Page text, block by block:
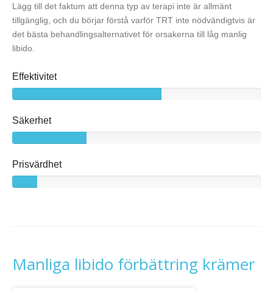
Lägg till det faktum att denna typ av terapi inte är allmänt
tillgänglig, och du börjar förstå varför TRT inte nödvändigtvis är
det bästa behandlingsalternativet för orsakerna till låg manlig
libido.
Effektivitet
Säkerhet
Prisvärdhet
Manliga libido förbättring krämer